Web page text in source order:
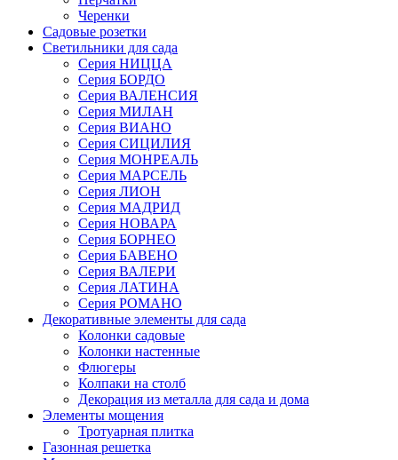
Черенки
Садовые розетки
Светильники для сада
Серия НИЦЦА
Серия БОРДО
Серия ВАЛЕНСИЯ
Серия МИЛАН
Серия ВИАНО
Серия СИЦИЛИЯ
Серия МОНРЕАЛЬ
Серия МАРСЕЛЬ
Серия ЛИОН
Серия МАДРИД
Серия НОВАРА
Серия БОРНЕО
Серия БАВЕНО
Серия ВАЛЕРИ
Серия ЛАТИНА
Серия РОМАНО
Декоративные элементы для сада
Колонки садовые
Колонки настенные
Флюгеры
Колпаки на столб
Декорация из металла для сада и дома
Элементы мощения
Тротуарная плитка
Газонная решетка